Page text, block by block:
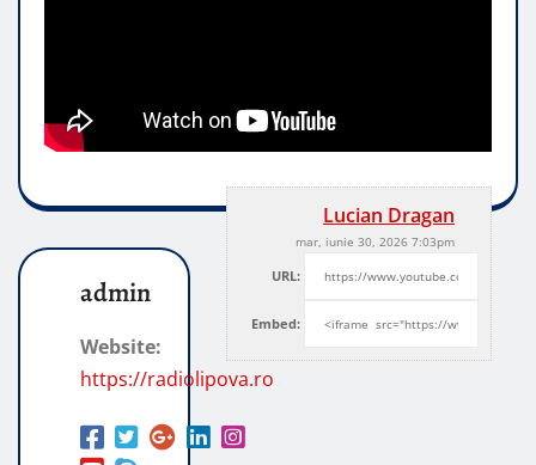
Lucian Dragan
mar, iunie 30, 2026 7:03pm
URL:
Embed:
admin
Website:
https://radiolipova.ro